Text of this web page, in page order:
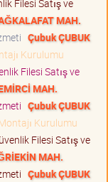
Filesi Satış ve
MAH.
Çubuk ÇUBUK
Kurulumu
Filesi Satış ve
MAH.
Çubuk ÇUBUK
Kurulumu
Filesi Satış ve
MAH.
Çubuk ÇUBUK